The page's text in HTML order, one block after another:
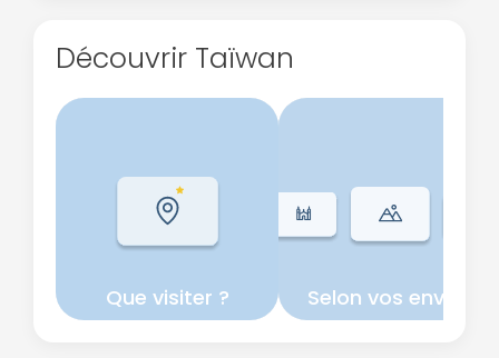
Découvrir Taïwan
Que visiter ? Selon vos envies